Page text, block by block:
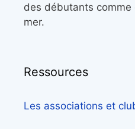
des débutants
mer.
Ressources
Les associations et